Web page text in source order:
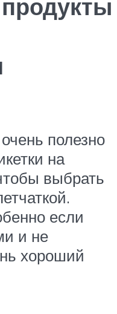
полезно
на
выбрать
если
и не
хороший